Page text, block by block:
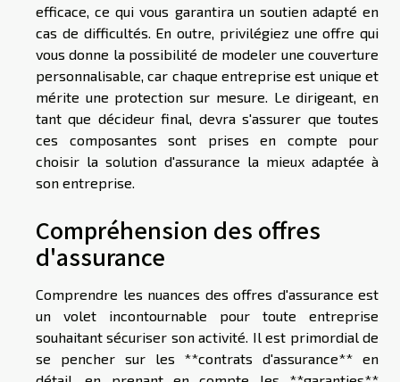
efficace, ce qui vous garantira un soutien adapté en
cas de difficultés. En outre, privilégiez une offre qui
vous donne la possibilité de modeler une couverture
personnalisable, car chaque entreprise est unique et
mérite une protection sur mesure. Le dirigeant, en
tant que décideur final, devra s'assurer que toutes
ces composantes sont prises en compte pour
choisir la solution d'assurance la mieux adaptée à
son entreprise.
Compréhension des offres
d'assurance
Comprendre les nuances des offres d'assurance est
un volet incontournable pour toute entreprise
souhaitant sécuriser son activité. Il est primordial de
se pencher sur les **contrats d'assurance** en